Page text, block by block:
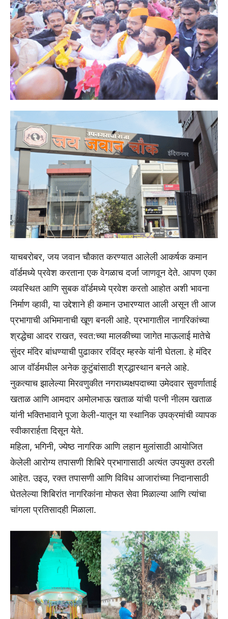
याचबरोबर, जय जवान चौकात करण्यात आलेली आकर्षक कमान
वॉर्डमध्ये प्रवेश करताना एक वेगळाच दर्जा जाणवून देते. आपण एका
व्यवस्थित आणि सुबक वॉर्डमध्ये प्रवेश करतो आहोत अशी भावना
निर्माण व्हावी, या उद्देशाने ही कमान उभारण्यात आली असून ती आज
प्रभागाची अभिमानाची खूण बनली आहे. प्रभागातील नागरिकांच्या
श्रद्धेचा आदर राखत, स्वत:च्या मालकीच्या जागेत माऊलाई मातेचे
सुंदर मंदिर बांधण्याची पुढाकार रविंद्र म्हस्के यांनी घेतला. हे मंदिर
आज वॉर्डमधील अनेक कुटुंबांसाठी श्रद्धास्थान बनले आहे.
नुकत्याच झालेल्या मिरवणुकीत नगराध्यक्षपदाच्या उमेदवार सुवर्णाताई
खताळ आणि आमदार अमोलभाऊ खताळ यांची पत्नी नीलम खताळ
यांनी भक्तिभावाने पूजा केली-यातून या स्थानिक उपक्रमांची व्यापक
स्वीकारार्हता दिसून येते.
महिला, भगिनी, ज्येष्ठ नागरिक आणि लहान मुलांसाठी आयोजित
केलेली आरोग्य तपासणी शिबिरे प्रभागासाठी अत्यंत उपयुक्त ठरली
आहेत. उइउ, रक्त तपासणी आणि विविध आजारांच्या निदानासाठी
घेतलेल्या शिबिरांत नागरिकांना मोफत सेवा मिळाल्या आणि त्यांचा
चांगला प्रतिसादही मिळाला.